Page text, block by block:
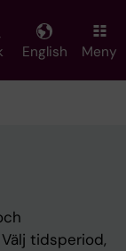
English Meny
tidsperiod,